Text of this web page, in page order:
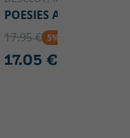
POESIES AMB SUC
17.95 € 5% DTO
17.05 €